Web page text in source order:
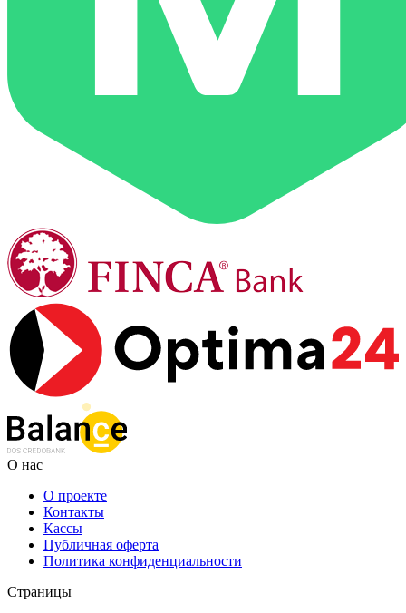
О нас
О проекте
Контакты
Кассы
Публичная оферта
Политика конфиденциальности
Страницы